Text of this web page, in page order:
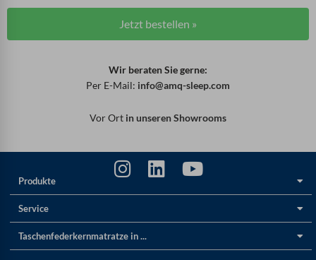
Jetzt bestellen »
Wir beraten Sie gerne:
Per E-Mail: info@amq-sleep.com
Vor Ort in unseren Showrooms
Produkte
Service
Taschenfederkernmatratze in ...